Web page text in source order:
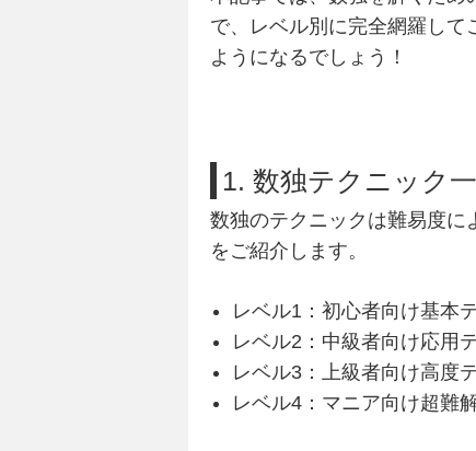
で、レベル別に完全網羅し
ようになるでしょう！
1. 数独テクニック
数独のテクニックは難易度に
をご紹介します。
レベル1：初心者向け基本
レベル2：中級者向け応用
レベル3：上級者向け高度
レベル4：マニア向け超難